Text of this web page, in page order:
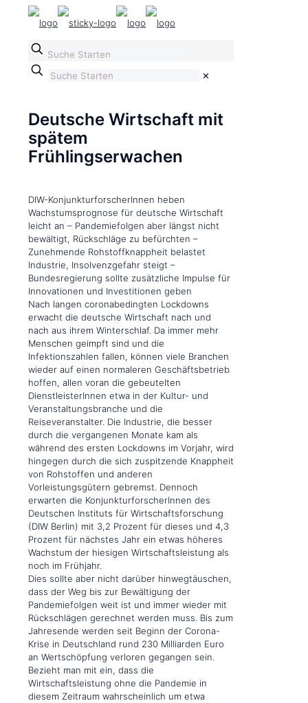
✕
Deutsche Wirtschaft mit
spätem
Frühlingserwachen
DIW-KonjunkturforscherInnen heben
Wachstumsprognose für deutsche Wirtschaft
leicht an – Pandemiefolgen aber längst nicht
bewältigt, Rückschläge zu befürchten –
Zunehmende Rohstoffknappheit belastet
Industrie, Insolvenzgefahr steigt –
Bundesregierung sollte zusätzliche Impulse für
Innovationen und Investitionen geben
Nach langen coronabedingten Lockdowns
erwacht die deutsche Wirtschaft nach und
nach aus ihrem Winterschlaf. Da immer mehr
Menschen geimpft sind und die
Infektionszahlen fallen, können viele Branchen
wieder auf einen normaleren Geschäftsbetrieb
hoffen, allen voran die gebeutelten
DienstleisterInnen etwa in der Kultur- und
Veranstaltungsbranche und die
Reiseveranstalter. Die Industrie, die besser
durch die vergangenen Monate kam als
während des ersten Lockdowns im Vorjahr, wird
hingegen durch die sich zuspitzende Knappheit
von Rohstoffen und anderen
Vorleistungsgütern gebremst. Dennoch
erwarten die KonjunkturforscherInnen des
Deutschen Instituts für Wirtschaftsforschung
(DIW Berlin) mit 3,2 Prozent für dieses und 4,3
Prozent für nächstes Jahr ein etwas höheres
Wachstum der hiesigen Wirtschaftsleistung als
noch im Frühjahr.
Dies sollte aber nicht darüber hinwegtäuschen,
dass der Weg bis zur Bewältigung der
Pandemiefolgen weit ist und immer wieder mit
Rückschlägen gerechnet werden muss. Bis zum
Jahresende werden seit Beginn der Corona-
Krise in Deutschland rund 230 Milliarden Euro
an Wertschöpfung verloren gegangen sein.
Bezieht man mit ein, dass die
Wirtschaftsleistung ohne die Pandemie in
diesem Zeitraum wahrscheinlich um etwa